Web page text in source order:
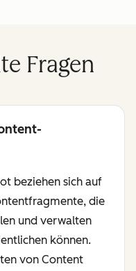
Fragen
beziehen sich auf
die
und verwalten
können.
von Content